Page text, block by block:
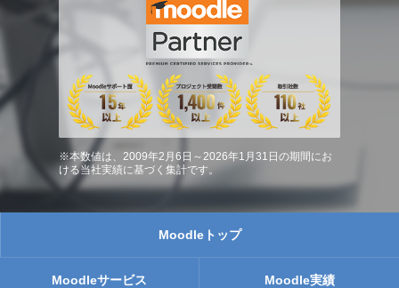
※本数値は、2009年2月6日～2026年1月31日の期間にお
ける当社実績に基づく集計です。
Moodleトップ
Moodleサービス Moodle実績